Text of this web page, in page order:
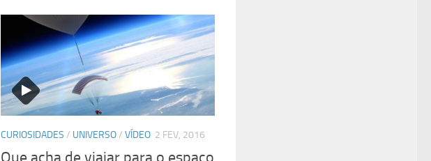
CURIOSIDADES / UNIVERSO/ VÍDEO 2 FEV, 2016